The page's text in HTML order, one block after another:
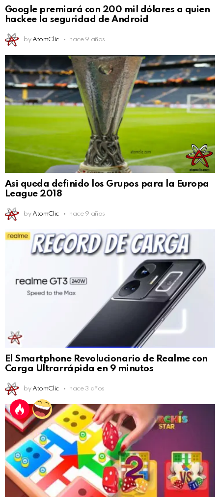
Google premiará con 200 mil dólares a quien
hackee la seguridad de Android
by AtomClic hace 9 años
Asi queda definido los Grupos para la Europa
League 2018
by AtomClic hace 9 años
El Smartphone Revolucionario de Realme con
Carga Ultrarrápida en 9 minutos
by AtomClic hace 3 años